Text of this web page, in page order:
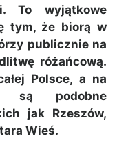
To wyjątkowe
tym, że biorą w
publicznie na
różańcową.
Polsce, a na
są podobne
jak Rzeszów,
Wieś.